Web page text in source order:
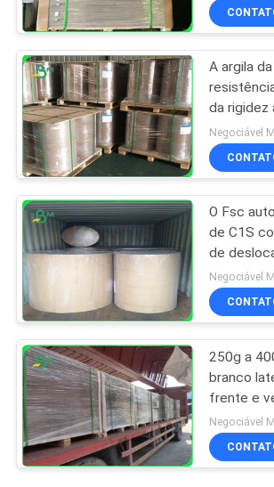
A argila
da rigidez
revestiu o
verso no
O Fsc
de C1S
de
trás do
enorme
Negociável
250g a
branco
frente e
1300mm
correio